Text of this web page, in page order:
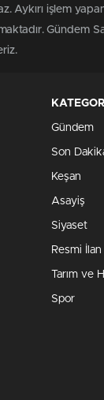
Aykırı işlem
Gündem
Gündem
Son
Keşan
Asayiş
Siyaset
Resmi İlan
Tarım ve
Spor